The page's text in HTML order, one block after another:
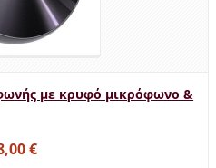
με κρυφό μικρόφωνο &
€